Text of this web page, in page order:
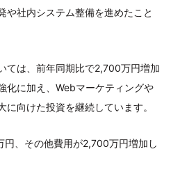
や社内システム整備を進めたこと
ては、前年同期比で2,700万円増加
化に加え、Webマーケティングや
向けた投資を継続しています。
、その他費用が2,700万円増加し